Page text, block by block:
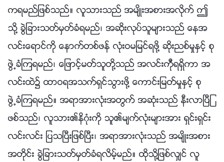
ကရမည္ျဖစ္သည္။ လူသားသည္ အမ်ိဳးအစားအလိုက္ ဤ
သို႔ ခြဲျခားသတ္မွတ္ခံရမည္၊ အဆိုးလုပ္သူမ်ားသည္ ေနအ
လင္းေရာင္ကို ေနာက္တစ္ဖန္ လုံးဝမျမင္ရဖို႔ ဆိုးညစ္မႈႏွင့္ စု
ဖြဲ႕ခံၾကရမည္၊ ေျဖာင့္မတ္သူတို႔သည္ အလင္းကိုံရရွိကာ အ
လင္းထဲ၌ ထာဝရအသက္ရွင္သြားဖို႔ ေကာင္းျမတ္မႈႏွင့္ စု
ဖြဲ႕ခံၾကရမည္။ အရာအားလုံးအတြက္ အဆုံးသည္ နီးလာၿပီျ
ဖစ္သည္၊ လူသား၏နိဂုံးကို သူ၏မ်က္လုံးမ်ားအား ရွင္းရွင္း
လင္းလင္း ျပသၿပီးျဖစ္ၿပီး၊ အရာအားလုံးသည္ အမ်ိဳးအစား
အတိုင္း ခြဲျခားသတ္မွတ္ခံရလိမ့္မည္။ ထိုသို႔ျဖစ္လွ်င္ လူ